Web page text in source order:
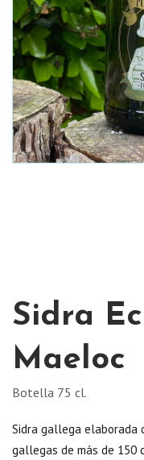
Sidra
Maeloc
Botella 75 cl.
Sidra gallega elaborada
gallegas de más de 150